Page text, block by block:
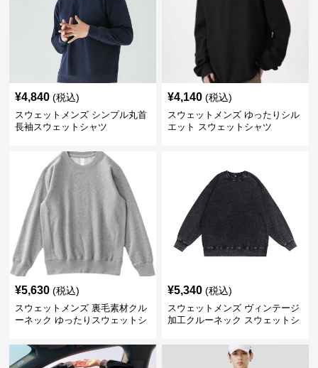
¥4,840 (税込)
スウェットメンズ シンプル丸首
長袖スウェットシャツ
¥4,140 (税込)
スウェットメンズ ゆったりシル
エット スウェットシャツ
¥5,630 (税込)
スウェットメンズ 裏毛素材クル
ーネック ゆったりスウェットシ
¥5,340 (税込)
スウェットメンズ ヴィンテージ
加工クルーネック スウェットシ